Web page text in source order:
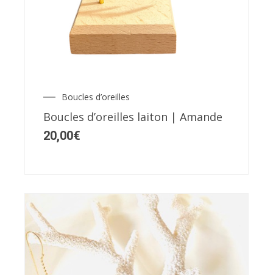
Boucles d’oreilles
Boucles d’oreilles laiton | Amande
20,00€